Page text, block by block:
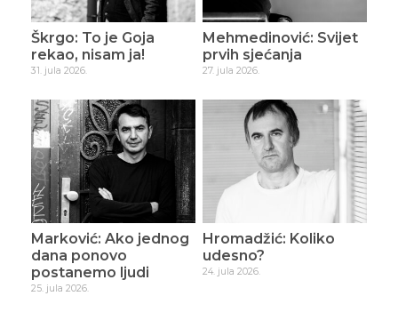
Škrgo: To je Goja
rekao, nisam ja!
31. jula 2026.
Mehmedinović: Svijet
prvih sjećanja
27. jula 2026.
Marković: Ako jednog
dana ponovo
postanemo ljudi
25. jula 2026.
Hromadžić: Koliko
udesno?
24. jula 2026.